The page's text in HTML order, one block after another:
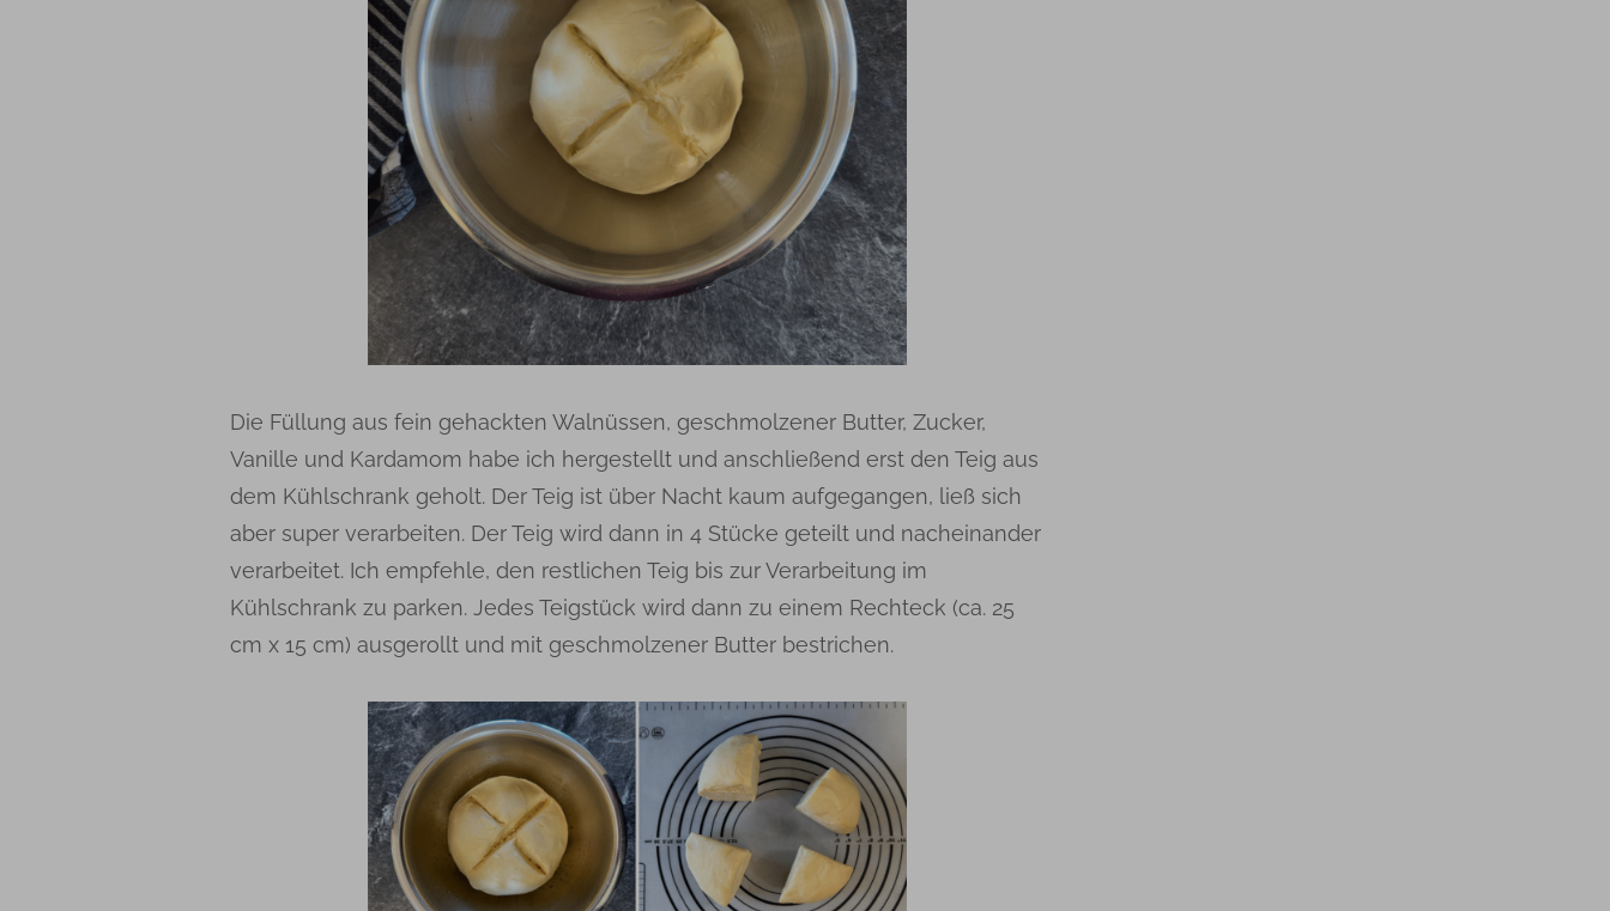
Die Füllung aus fein gehackten Walnüssen, geschmolzener Butter, Zucker,
Vanille und Kardamom habe ich hergestellt und anschließend erst den Teig aus
dem Kühlschrank geholt. Der Teig ist über Nacht kaum aufgegangen, ließ sich
aber super verarbeiten. Der Teig wird dann in 4 Stücke geteilt und nacheinander
verarbeitet. Ich empfehle, den restlichen Teig bis zur Verarbeitung im
Kühlschrank zu parken. Jedes Teigstück wird dann zu einem Rechteck (ca. 25
cm x 15 cm) ausgerollt und mit geschmolzener Butter bestrichen.